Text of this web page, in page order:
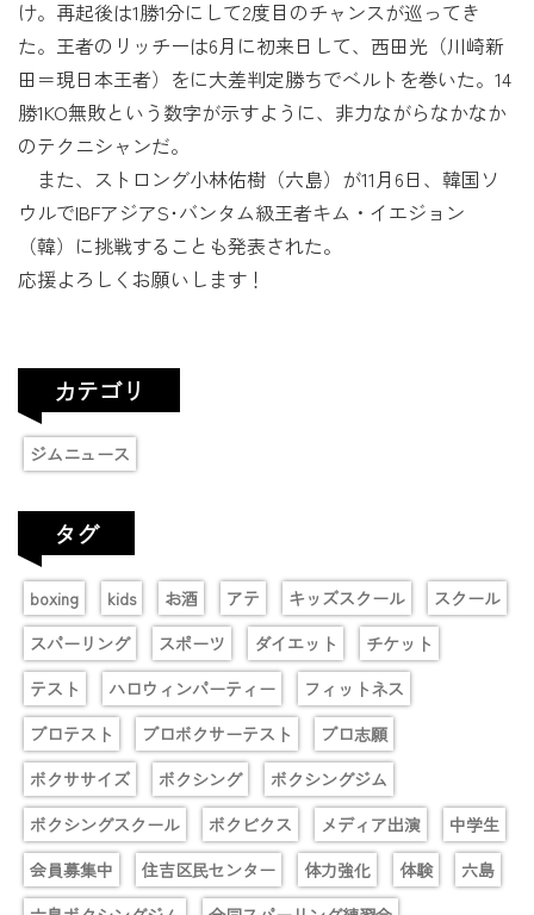
け。再起後は1勝1分にして2度目のチャンスが巡ってき
た。王者のリッチーは6月に初来日して、西田光（川崎新
田＝現日本王者）をに大差判定勝ちでベルトを巻いた。14
勝1KO無敗という数字が示すように、非力ながらなかなか
のテクニシャンだ。
また、ストロング小林佑樹（六島）が11月6日、韓国ソ
ウルでIBFアジアS･バンタム級王者キム・イエジョン
（韓）に挑戦することも発表された。
応援よろしくお願いします！
カテゴリ
ジムニュース
タグ
boxing kids お酒 アテ キッズスクール
スクール
スパーリング
スポーツ ダイエット
チケット
テスト
ハロウィンパーティー
フィットネス
プロテスト
プロボクサーテスト
プロ志願
ボクササイズ
ボクシング
ボクシングジム
ボクシングスクール
ボクビクス メディア出演
中学生
会員募集中
住吉区民センター 体力強化 体験
六島